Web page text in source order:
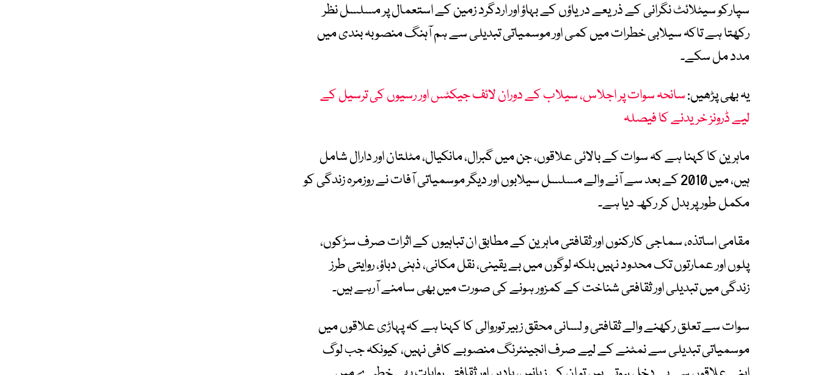
سپارکو سیٹلائٹ نگرانی کے ذریعے دریاؤں کے بہاؤ اور اردگرد زمین کے استعمال پر مسلسل نظر
رکھتا ہے تاکہ سیلابی خطرات میں کمی اور موسمیاتی تبدیلی سے ہم آہنگ منصوبہ بندی میں
مدد مل سکے۔
یہ بھی پڑھیں:سانحہ سوات پر اجلاس، سیلاب کے دوران لائف جیکٹس اور رسیوں کی ترسیل کے
لیے ڈرونز خریدنے کا فیصلہ
ماہرین کا کہنا ہے کہ سوات کے بالائی علاقوں، جن میں گبرال، مانکیال، مٹلتان اور دارال شامل
ہیں، میں 2010 کے بعد سے آنے والے مسلسل سیلابوں اور دیگر موسمیاتی آفات نے روزمرہ زندگی کو
مکمل طور پر بدل کر رکھ دیا ہے۔
مقامی اساتذہ، سماجی کارکنوں اور ثقافتی ماہرین کے مطابق ان تباہیوں کے اثرات صرف سڑکوں،
پلوں اور عمارتوں تک محدود نہیں بلکہ لوگوں میں بے یقینی، نقل مکانی، ذہنی دباؤ، روایتی طرز
زندگی میں تبدیلی اور ثقافتی شناخت کے کمزور ہونے کی صورت میں بھی سامنے آرہے ہیں۔
سوات سے تعلق رکھنے والے ثقافتی و لسانی محقق زبیر توروالی کا کہنا ہے کہ پہاڑی علاقوں میں
موسمیاتی تبدیلی سے نمٹنے کے لیے صرف انجینئرنگ منصوبے کافی نہیں، کیونکہ جب لوگ